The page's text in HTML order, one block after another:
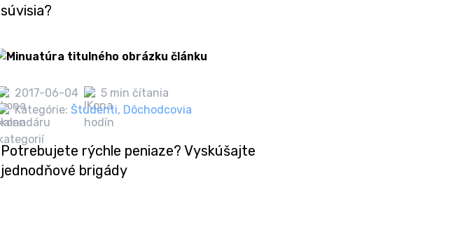
súvisia?
2017-06-04
5 min čítania
Kategórie: Študenti, Dôchodcovia
Potrebujete rýchle peniaze? Vyskúšajte
jednodňové brigády